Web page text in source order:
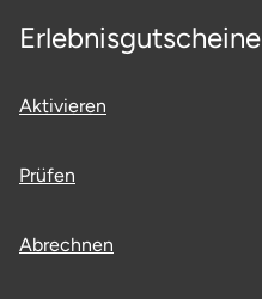
Erlebnisgutscheine
Aktivieren
Prüfen
Abrechnen
Saarbrücken
Salzgitter